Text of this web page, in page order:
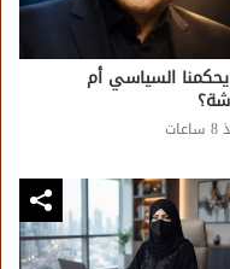
السياسي أم